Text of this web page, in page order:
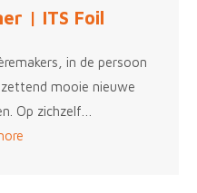
| ITS Foil
in de persoon
mooie nieuwe
Op zichzelf…